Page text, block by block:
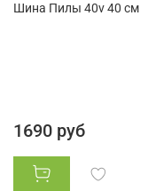
Шина Пилы 40v 40 см
1690 руб